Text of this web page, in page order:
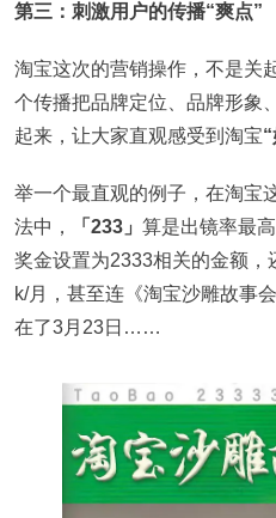
第三：刺激用户的传播“爽点”
淘宝这次的营销操作，不是关
个传播把品牌定位、品牌形象
起来，让大家直观感受到淘宝
举一个最直观的例子，在淘宝
法中，
「233」 算是出镜率最
奖金设置为2333相关的金额
k/月，甚至连《淘宝沙雕故事
在了3月23日……